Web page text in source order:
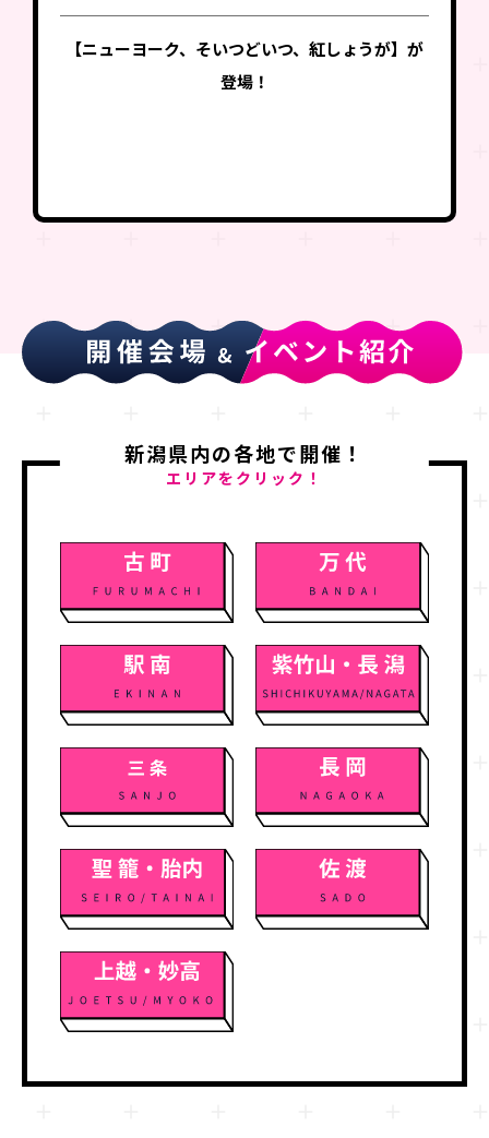
【ニューヨーク、そいつどいつ、紅しょうが】が
登場！
新潟県内の各地で開催！
エリアをクリック！